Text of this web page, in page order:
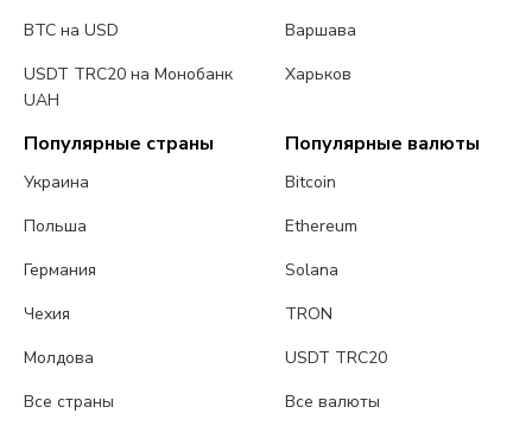
BTC на USD
USDT TRC20 на Монобанк
UAH
Варшава
Харьков
Популярные страны
Украина
Польша
Германия
Чехия
Молдова
Все страны
Популярные валюты
Bitcoin
Ethereum
Solana
TRON
USDT TRC20
Все валюты